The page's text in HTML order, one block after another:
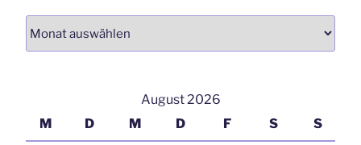
August 2026
M
D M D F S S